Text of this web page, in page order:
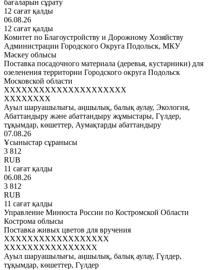
бағаларын сұрату
12 сағат қалды
06.08.26
12 сағат қалды
Комитет по Благоустройству и Дорожному Хозяйству
Администрации Городского Округа Подольск, МКУ
Мәскеу облысы
Поставка посадочного материала (деревья, кустарники) для
озеленения территории Городского округа Подольск
Московской области
XXXXXXXXXXXXXXXXXXXXX
XXXXXXXX
Ауыл шаруашылығы, аңшылық, балық аулау, Экология,
Абаттандыру және абаттандыру жұмыстары, Гүлдер,
тұқымдар, көшеттер, Аумақтарды абаттандыру
07.08.26
Ұсыныстар сұранысы
3 812
RUB
11 сағат қалды
06.08.26
3 812
RUB
11 сағат қалды
Управление Минюста России по Костромской Области
Кострома облысы
Поставка живых цветов для вручения
XXXXXXXXXXXXXXXXXX
XXXXXXXXXXXXXXXX
Ауыл шаруашылығы, аңшылық, балық аулау, Гүлдер,
тұқымдар, көшеттер, Гүлдер